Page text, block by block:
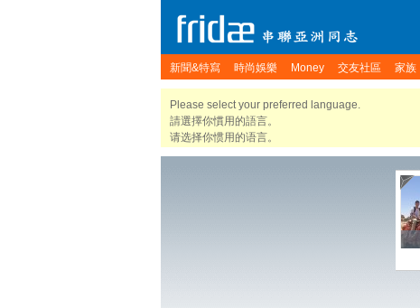
新聞&特寫 時尚娛樂 Money 交友社區 家族
Please select your preferred language.
請選擇你慣用的語言。
请选择你惯用的语言。